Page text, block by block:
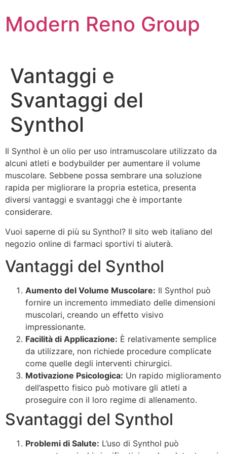
to
content
Modern Reno Group
Vantaggi e
Svantaggi del
Synthol
Il Synthol è un olio per uso intramuscolare utilizzato da
alcuni atleti e bodybuilder per aumentare il volume
muscolare. Sebbene possa sembrare una soluzione
rapida per migliorare la propria estetica, presenta
diversi vantaggi e svantaggi che è importante
considerare.
Vuoi saperne di più su Synthol? Il sito web italiano del
negozio online di farmaci sportivi ti aiuterà.
Vantaggi del Synthol
Aumento del Volume Muscolare: Il Synthol può
fornire un incremento immediato delle dimensioni
muscolari, creando un effetto visivo
impressionante.
Facilità di Applicazione: È relativamente semplice
da utilizzare, non richiede procedure complicate
come quelle degli interventi chirurgici.
Motivazione Psicologica: Un rapido miglioramento
dell’aspetto fisico può motivare gli atleti a
proseguire con il loro regime di allenamento.
Svantaggi del Synthol
Problemi di Salute: L’uso di Synthol può